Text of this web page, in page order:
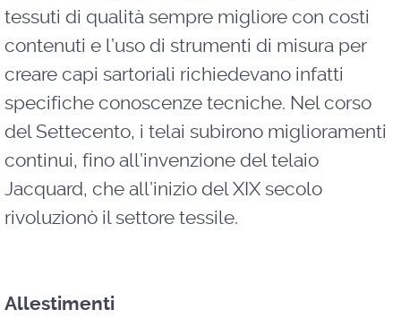
tessuti di qualità sempre migliore con costi
contenuti e l’uso di strumenti di misura per
creare capi sartoriali richiedevano infatti
specifiche conoscenze tecniche. Nel corso
del Settecento, i telai subirono miglioramenti
continui, fino all’invenzione del telaio
Jacquard, che all’inizio del XIX secolo
rivoluzionò il settore tessile.
Allestimenti